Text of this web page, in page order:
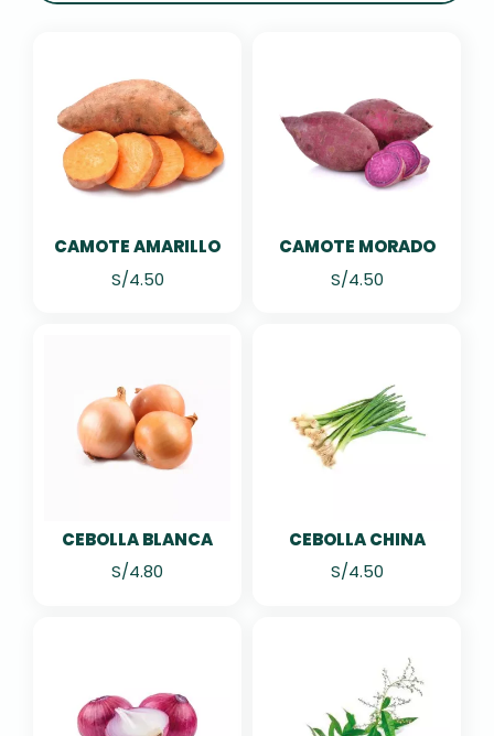
CAMOTE AMARILLO
S/4.50
CAMOTE MORADO
S/4.50
CEBOLLA BLANCA
S/4.80
CEBOLLA CHINA
S/4.50